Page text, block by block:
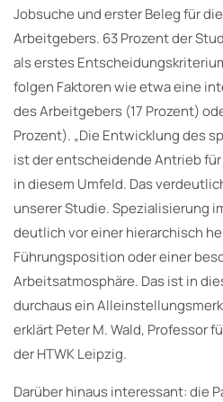
Jobsuche und erster Beleg für
Arbeitgebers. 63 Prozent der
als erstes
folgen Faktoren wie etwa eine
des Arbeitgebers (17 Prozent)
Prozent). „Die Entwicklung des
ist der entscheidende Antrieb
in diesem Umfeld. Das
unserer Studie. Spezialisierung
deutlich vor einer hierarchisch
Führungsposition oder einer
Arbeitsatmosphäre. Das ist in
durchaus ein
erklärt Peter M. Wald, Professor
der HTWK Leipzig.
Darüber hinaus interessant: die